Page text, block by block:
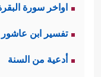
اواخر سورة
تفسير ابن عاشور
أدعية من السنة